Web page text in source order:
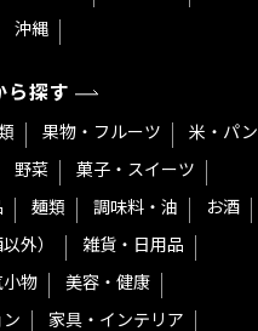
沖縄
ら探す
果物・フルーツ
米・パン
野菜
菓子・スイーツ
麺類 調味料・油
お酒
外）
雑貨・日用品
小物
美容・健康
家具・インテリア